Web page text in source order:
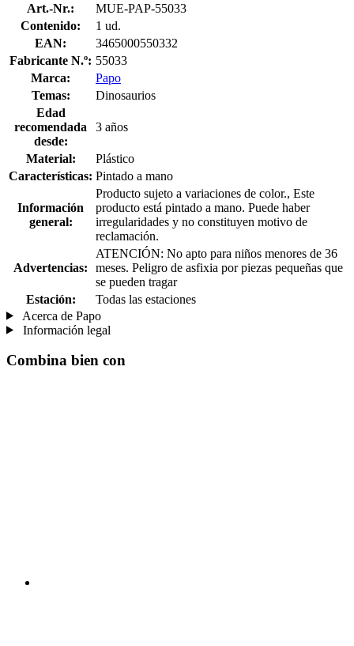
Art.-Nr.:
MUE-PAP-55033
Contenido:
1 ud.
EAN:
3465000550332
Fabricante N.º: 55033
Marca:
Papo
Temas:
Dinosaurios
Edad
recomendada
desde:
3 años
Material:
Plástico
Características: Pintado a mano
Información
general:
Producto sujeto a variaciones de color., Este
producto está pintado a mano. Puede haber
irregularidades y no constituyen motivo de
reclamación.
Advertencias:
ATENCIÓN: No apto para niños menores de 36
meses. Peligro de asfixia por piezas pequeñas que
se pueden tragar
Estación:
Todas las estaciones
Acerca de Papo
Información legal
Combina bien con